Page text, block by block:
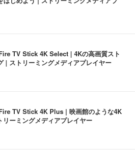
TV Stick 4K Select | 4Kの高画質スト
| ストリーミングメディアプレイヤー
TV Stick 4K Plus | 映画館のような4K
リーミングメディアプレイヤー